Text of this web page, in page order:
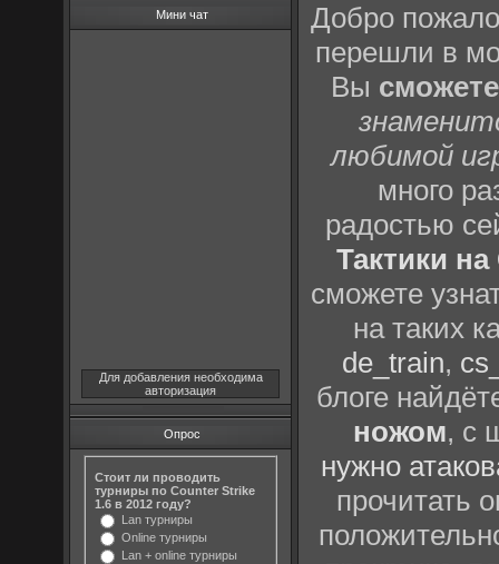
Мини чат
Для добавления необходима
авторизация
Опрос
Стоит ли проводить
турниры по Counter Strike
1.6 в 2012 году?
Lan турниры
Online турниры
Lan + online турниры
Добро
перешли в
Вы
любимой
много
радостью
Тактики
сможете
на таких
de_train,
блоге
ножом, с
нужно
прочитать